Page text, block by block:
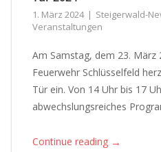
1. März 2024 Steigerwald-
Veranstaltungen
Am Samstag, dem 23. März
Feuerwehr Schlüsselfeld
Tür ein. Von 14 Uhr bis 17
abwechslungsreiches
Continue reading →